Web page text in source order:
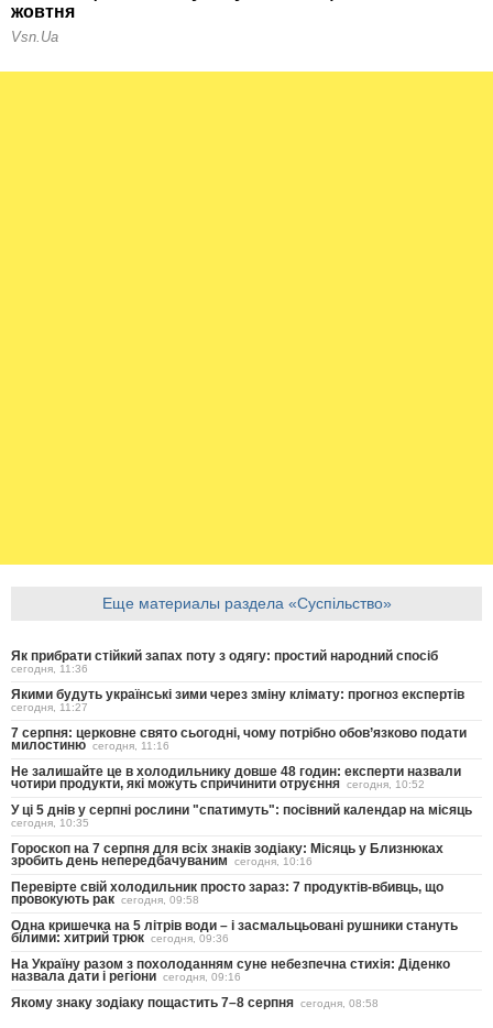
Еще материалы раздела «Суспільство»
Як прибрати стійкий запах поту з одягу: простий народний спосіб
сегодня, 11:36
Якими будуть українські зими через зміну клімату: прогноз експертів
сегодня, 11:27
7 серпня: церковне свято сьогодні, чому потрібно обов’язково подати
милостиню сегодня, 11:16
Не залишайте це в холодильнику довше 48 годин: експерти назвали
чотири продукти, які можуть спричинити отруєння сегодня, 10:52
У ці 5 днів у серпні рослини "спатимуть": посівний календар на місяць
сегодня, 10:35
Гороскоп на 7 серпня для всіх знаків зодіаку: Місяць у Близнюках
зробить день непередбачуваним сегодня, 10:16
Перевірте свій холодильник просто зараз: 7 продуктів-вбивць, що
провокують рак сегодня, 09:58
Одна кришечка на 5 літрів води – і засмальцьовані рушники стануть
білими: хитрий трюк сегодня, 09:36
На Україну разом з похолоданням суне небезпечна стихія: Діденко
назвала дати і регіони сегодня, 09:16
Якому знаку зодіаку пощастить 7–8 серпня сегодня, 08:58